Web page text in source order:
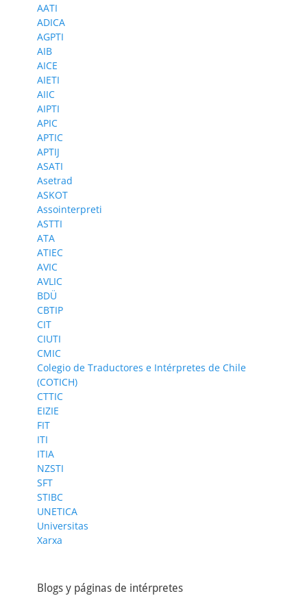
AATI
ADICA
AGPTI
AIB
AICE
AIETI
AIIC
AIPTI
APIC
APTIC
APTIJ
ASATI
Asetrad
ASKOT
Assointerpreti
ASTTI
ATA
ATIEC
AVIC
AVLIC
BDÜ
CBTIP
CIT
CIUTI
CMIC
Colegio de Traductores e Intérpretes de Chile
(COTICH)
CTTIC
EIZIE
FIT
ITI
ITIA
NZSTI
SFT
STIBC
UNETICA
Universitas
Xarxa
Blogs y páginas de intérpretes